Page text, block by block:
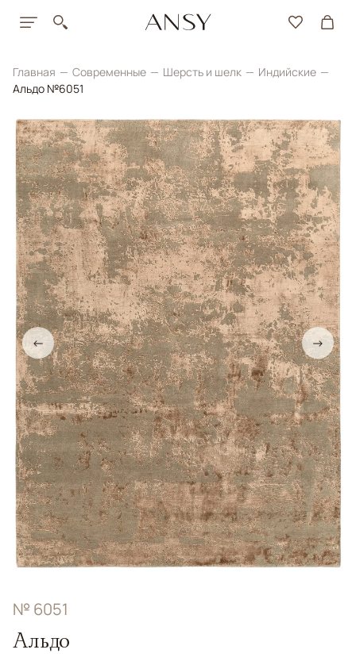
Главная Современные Шерсть и шелк
Индийские
Альдо №6051
← →
№ 6051
Альдо